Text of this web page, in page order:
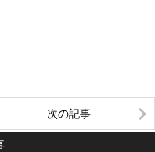
次の記事